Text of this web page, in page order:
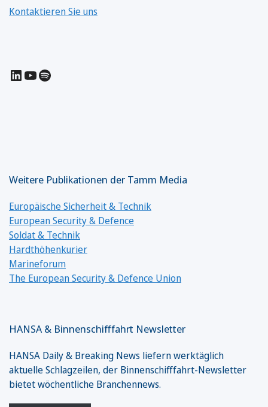
Kontaktieren Sie uns
LinkedIn
YouTube
Spotify
Weitere Publikationen der Tamm Media
Europäische Sicherheit & Technik
European Security & Defence
Soldat & Technik
Hardthöhenkurier
Marineforum
The European Security & Defence Union
HANSA & Binnenschifffahrt Newsletter
HANSA Daily & Breaking News liefern werktäglich
aktuelle Schlagzeilen, der Binnenschifffahrt-Newsletter
bietet wöchentliche Branchennews.